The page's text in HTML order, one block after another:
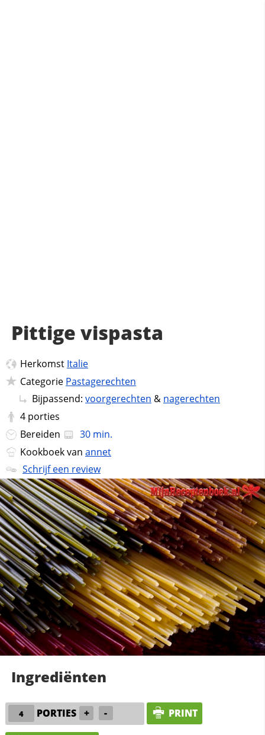
Pittige vispasta
Herkomst Italie
Categorie Pastagerechten
Bijpassend: voorgerechten & nagerechten
4 porties
Bereiden
30 min.
Kookboek van annet
Schrijf een review
Ingrediënten
PORTIES + - PRINT